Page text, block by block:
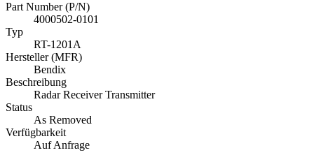
Part Number (P/N)
4000502-0101
Typ
RT-1201A
Hersteller (MFR)
Bendix
Beschreibung
Radar Receiver Transmitter
Status
As Removed
Verfügbarkeit
Auf Anfrage